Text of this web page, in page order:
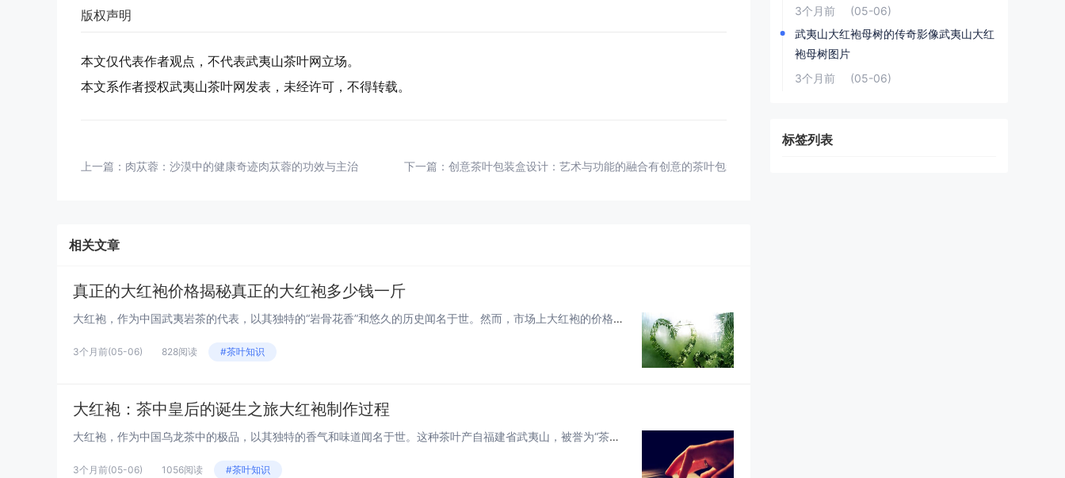
版权声明
本文仅代表作者观点，不代表武夷山茶叶网立场。
本文系作者授权武夷山茶叶网发表，未经许可，不得转载。
上一篇： 肉苁蓉：沙漠中的健康奇迹肉苁蓉的功效与主治 下一篇： 创意茶叶包装盒设计：艺术与功能的融合有创意的茶叶包装盒设计
相关文章
真正的大红袍价格揭秘真正的大红袍多少钱一斤
大红袍，作为中国武夷岩茶的代表，以其独特的“岩骨花香”和悠久的历史闻名于世。然而，市场上大红袍的价格参差不齐，从几十元...
3个月前(05-06) 828阅读 #茶叶知识
大红袍：茶中皇后的诞生之旅大红袍制作过程
大红袍，作为中国乌龙茶中的极品，以其独特的香气和味道闻名于世。这种茶叶产自福建省武夷山，被誉为“茶中皇后”。下面，我们...
3个月前(05-06) 1056阅读 #茶叶知识
3个月前
(05-06)
武夷山大红袍母树的传奇影像武夷山大红
袍母树图片
3个月前
(05-06)
标签列表